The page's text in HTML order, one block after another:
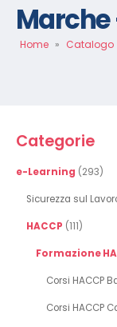
Marche
Home » Catalogo
Categorie
e-Learning (293)
Sicurezza sul
HACCP (111)
Formazione
Corsi HACCP
Corsi HACCP